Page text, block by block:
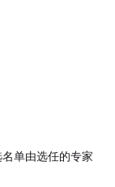
单由选任的专家